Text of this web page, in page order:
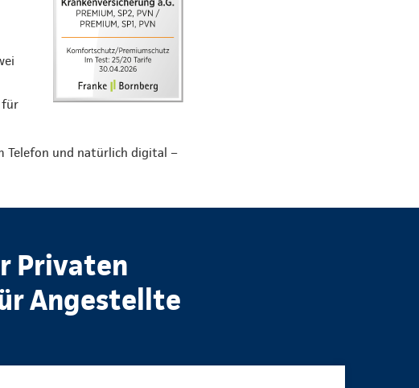
für
Telefon und natürlich digital –
Privaten
Angestellte